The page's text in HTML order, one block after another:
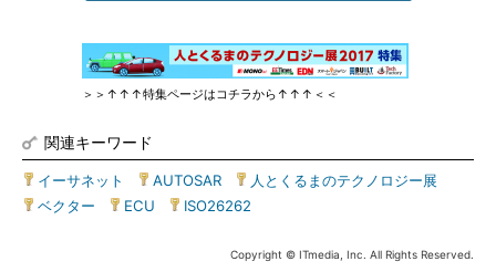
＞＞↑↑↑特集ページはコチラから↑↑↑＜＜
関連キーワード
イーサネット AUTOSAR 人とくるまのテクノロジー展
ベクター
ECU ISO26262
Copyright © ITmedia, Inc. All Rights Reserved.